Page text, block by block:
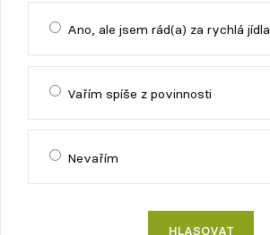
Ano, ale jsem rád(a) za rychlá jídla
Vařím spíše z povinnosti
Nevařím
HLASOVAT